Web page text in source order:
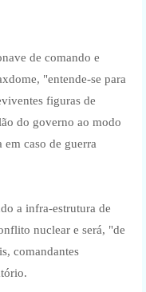
de comando e
"entende-se para
figuras de
do governo ao modo
em caso de guerra
a infra-estrutura de
nuclear e será, "de
comandantes